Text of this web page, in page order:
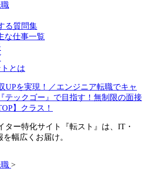
る質問集
な仕事一覧
とは
UPを実現！／エンジニア転職でキャ
テックゴー』で目指す！無制限の面接
】クラス！
ター特化サイト『転スト』は、IT・
幅広くお届け。
>